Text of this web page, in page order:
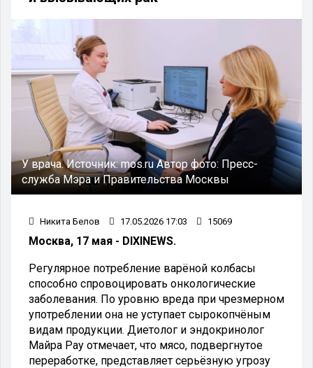
У врача. Источник: mos.ru Автор фото: Пресс-
служба Мэра и Правительства Москвы
Никита Белов 17.05.2026 17:03 15069
Москва, 17 мая - DIXINEWS.
Регулярное потребление варёной колбасы
способно спровоцировать онкологические
заболевания. По уровню вреда при чрезмерном
употреблении она не уступает сырокопчёным
видам продукции. Диетолог и эндокринолог
Майра Рау отмечает, что мясо, подвергнутое
переработке, представляет серьёзную угрозу